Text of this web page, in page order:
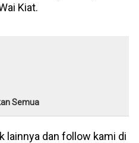
Kiat.
Semua
lainnya dan follow kami di